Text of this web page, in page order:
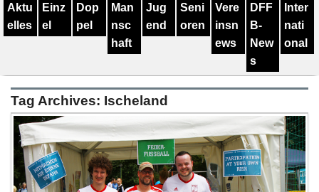
Geschichte
Training
Spieler
Kontakt
Links
Aktu
elles
Einz
el
Dop
pel
Man
nsc
haft
Jug
end
Seni
oren
Vere
insn
ews
DFF
B-
New
s
Inter
nati
onal
Tag Archives: Ischeland